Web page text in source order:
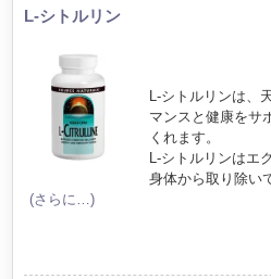
L-シトルリン
L-シトルリンは、
マンスと健康をサ
くれます。
L-シトルリンはエ
身体から取り除い
(さらに…)